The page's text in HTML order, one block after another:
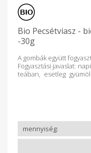
Bio Pecsétviasz -
-30g
A gombák együtt
Fogyasztási javaslat:
teában, esetleg
VEGYSZERMENTES
www.nyirlaska.hu vagy